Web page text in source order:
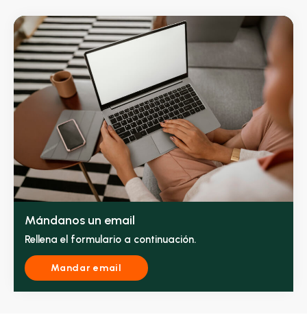
Mándanos un email
Rellena el formulario a continuación.
Mandar email